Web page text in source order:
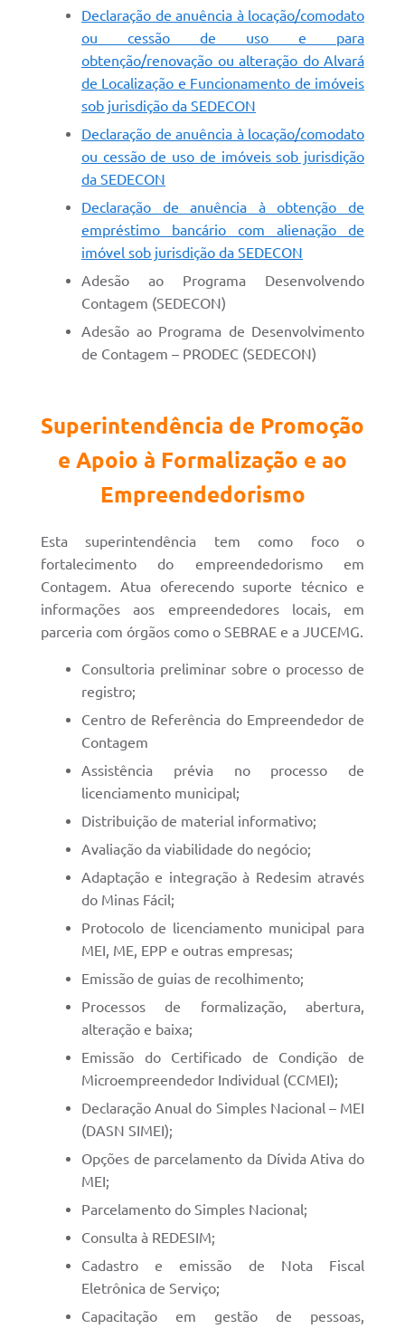
Declaração de anuência à locação/comodato
ou cessão de uso e para
obtenção/renovação ou alteração do Alvará
de Localização e Funcionamento de imóveis
sob jurisdição da SEDECON
Declaração de anuência à locação/comodato
ou cessão de uso de imóveis sob jurisdição
da SEDECON
Declaração de anuência à obtenção de
empréstimo bancário com alienação de
imóvel sob jurisdição da SEDECON
Adesão ao Programa Desenvolvendo
Contagem (SEDECON)
Adesão ao Programa de Desenvolvimento
de Contagem – PRODEC (SEDECON)
Superintendência de Promoção
e Apoio à Formalização e ao
Empreendedorismo
Esta superintendência tem como foco o
fortalecimento do empreendedorismo em
Contagem. Atua oferecendo suporte técnico e
informações aos empreendedores locais, em
parceria com órgãos como o SEBRAE e a JUCEMG.
Consultoria preliminar sobre o processo de
registro;
Centro de Referência do Empreendedor de
Contagem
Assistência prévia no processo de
licenciamento municipal;
Distribuição de material informativo;
Avaliação da viabilidade do negócio;
Adaptação e integração à Redesim através
do Minas Fácil;
Protocolo de licenciamento municipal para
MEI, ME, EPP e outras empresas;
Emissão de guias de recolhimento;
Processos de formalização, abertura,
alteração e baixa;
Emissão do Certificado de Condição de
Microempreendedor Individual (CCMEI);
Declaração Anual do Simples Nacional – MEI
(DASN SIMEI);
Opções de parcelamento da Dívida Ativa do
MEI;
Parcelamento do Simples Nacional;
Consulta à REDESIM;
Cadastro e emissão de Nota Fiscal
Eletrônica de Serviço;
Capacitação em gestão de pessoas,